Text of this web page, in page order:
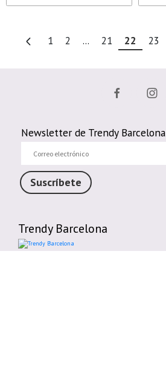
1 2 ... 21 22 23
Newsletter de Trendy Barcelona
electrónico
Suscríbete
Trendy Barcelona